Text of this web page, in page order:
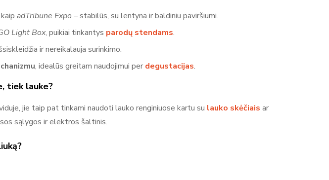
adTribune Expo – stabilūs, su lentyna ir baldiniu paviršiumi.
Light Box, puikiai tinkantys parodų stendams.
ir nereikalauja surinkimo.
, idealūs greitam naudojimui per degustacijas.
tiek lauke?
jie taip pat tinkami naudoti lauko renginiuose kartu su lauko skėčiais ar
sąlygos ir elektros šaltinis.